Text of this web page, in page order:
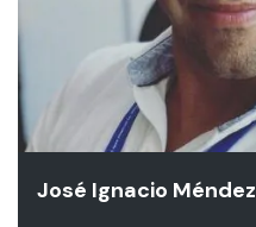
José Ignacio Méndez